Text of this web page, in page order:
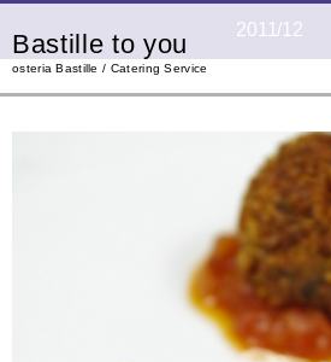
Bastille to you
osteria Bastille / Catering Service
2011/12